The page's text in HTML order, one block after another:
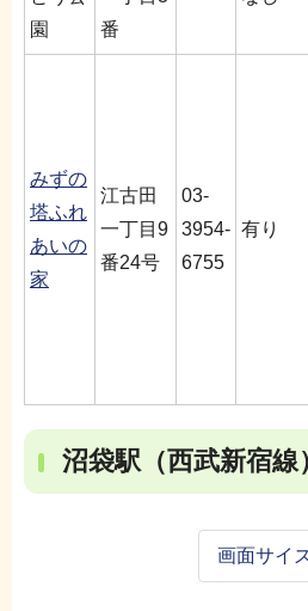
園
番
みずの
塔ふれ
あいの
家
江古田
一丁目9
番24号
03-
3954-
6755
有り
沼袋駅（西武新宿線
画面サイ